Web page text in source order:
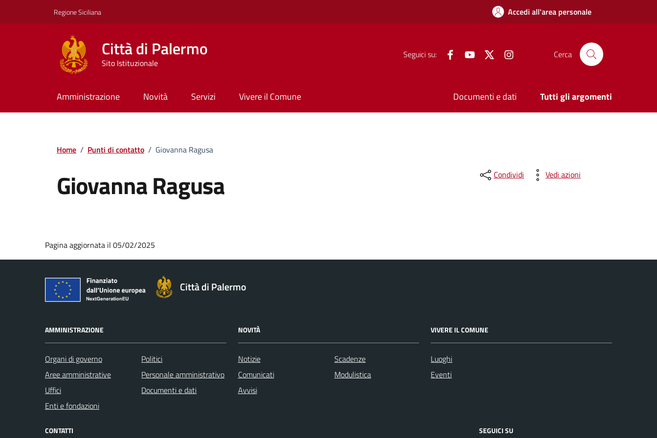
Regione Siciliana Accedi all'area personale
Città di Palermo
Sito Istituzionale
Seguici su: FacebookYouTube Twitter Cerca
Amministrazione Novità Servizi Vivere il Comune Documenti e dati Tutti gli argomenti
Home / Punti di contatto / Giovanna Ragusa
Giovanna Ragusa Condividi Vedi azioni
Pagina aggiornata il 05/02/2025
Città di Palermo
AMMINISTRAZIONE
Organi di governo
Aree amministrative
Uffici
Enti e fondazioni
Politici
Personale amministrativo
Documenti e dati
NOVITÀ
Notizie
Comunicati
Avvisi
Scadenze
Modulistica
VIVERE IL COMUNE
Luoghi
Eventi
CONTATTI SEGUICI SU